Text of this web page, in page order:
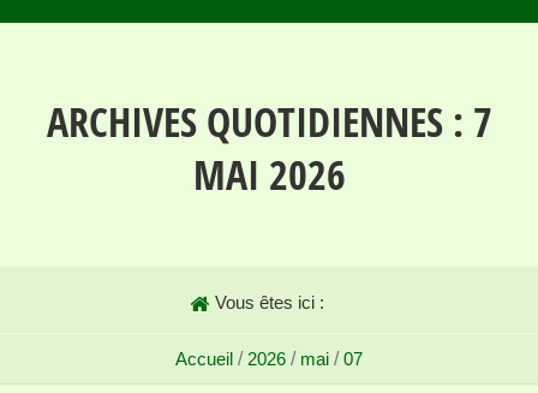
ARCHIVES QUOTIDIENNES : 7
MAI 2026
Vous êtes ici :
Accueil / 2026 / mai / 07